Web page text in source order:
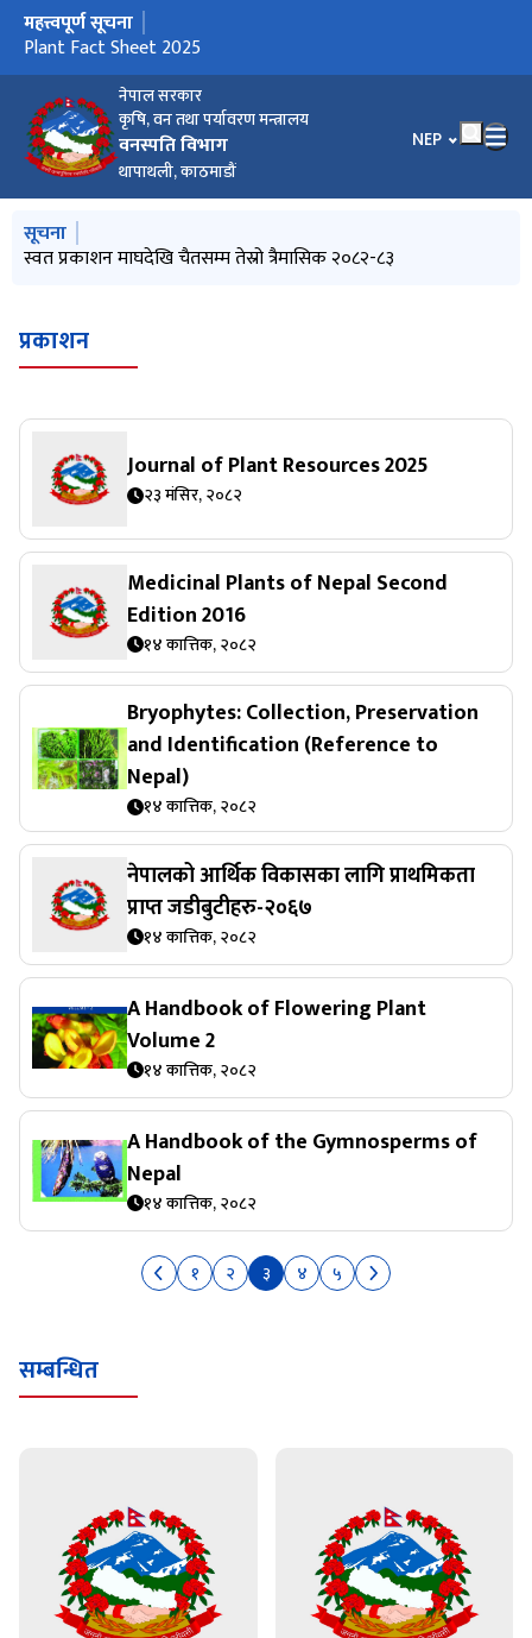
नेपाल सरकार
कृषि, वन तथा पर्यावरण मन्त्रालय
वनस्पति विभाग
थापाथली, काठमाडौं
भाषा चयन गर्नुहोस्
NEP
मुख्य नेभिगेसनमा जानुहोस्
महत्त्वपूर्ण सूचना
Plant Fact Sheet 2025
मुख्य नेभिगेसनमा जानुहोस्
सूचना
स्वत प्रकाशन माघदेखि चैतसम्म तेस्रो त्रैमासिक २०८२-८३
प्रकाशन
Journal of Plant Resources 2025
२३ मंसिर, २०८२
Medicinal Plants of Nepal Second
Edition 2016
१४ कात्तिक, २०८२
Bryophytes: Collection, Preservation
and Identification (Reference to
Nepal)
१४ कात्तिक, २०८२
नेपालको आर्थिक विकासका लागि प्राथमिकता
प्राप्त जडीबुटीहरु-२०६७
१४ कात्तिक, २०८२
A Handbook of Flowering Plant
Volume 2
१४ कात्तिक, २०८२
A Handbook of the Gymnosperms of
Nepal
१४ कात्तिक, २०८२
१ २ ३ ४ ५
सम्बन्धित